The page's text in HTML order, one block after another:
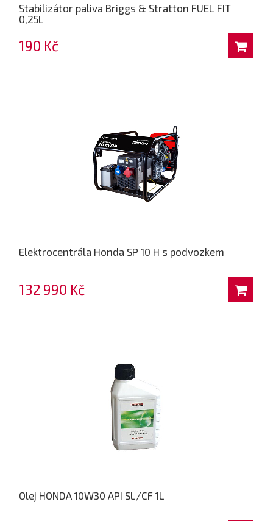
Stabilizátor paliva Briggs & Stratton FUEL FIT
0,25L
190 Kč
Elektrocentrála Honda SP 10 H s podvozkem
132 990 Kč
Olej HONDA 10W30 API SL/CF 1L